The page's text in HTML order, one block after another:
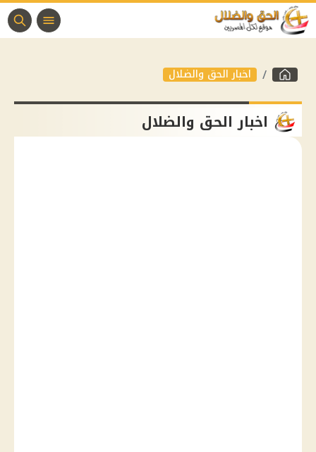
اخبار الحق والضلال
اخبار الحق والضلال